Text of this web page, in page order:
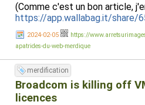
(Comme c'est un bon article,
https://app.wallabag.it/share/
2024-02-05
https://
apatrides-du-web-merdique
merdification
Broadcom is killing off
licences